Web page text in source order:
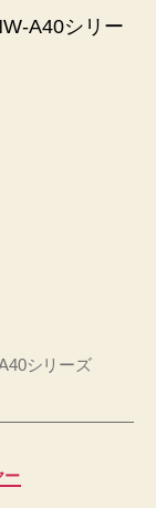
A40シリー
シリーズ
ー